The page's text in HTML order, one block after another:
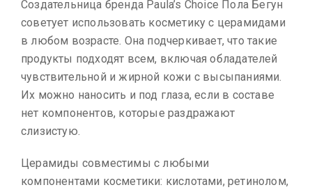
Cоздательница бренда Paula’s Choice Пола Бегун
советует использовать косметику с церамидами
в любом возрасте. Она подчеркивает, что такие
продукты подходят всем, включая обладателей
чувствительной и жирной кожи с высыпаниями.
Их можно наносить и под глаза, если в составе
нет компонентов, которые раздражают
слизистую.
Церамиды совместимы с любыми
компонентами косметики: кислотами, ретинолом,